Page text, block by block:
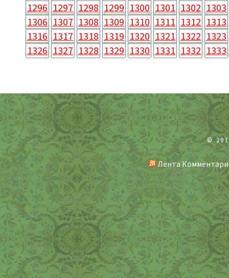
1296 1297 1298 1299 1300 1301 1302 1303
1306 1307 1308 1309 1310 1311 1312 1313
1316 1317 1318 1319 1320 1321 1322 1323
1326 1327 1328 1329 1330 1331 1332 1333
©
Лента